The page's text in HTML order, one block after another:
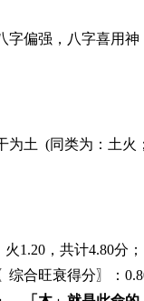
字偏强，八字喜用神
为土 (同类为：土火
1.20，共计4.80分
综合旺衰得分〗：